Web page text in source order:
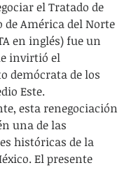
el Tratado de
de América del Norte
en inglés) fue un
invirtió el
demócrata de los
Este.
esta renegociación
una de las
históricas de la
El presente